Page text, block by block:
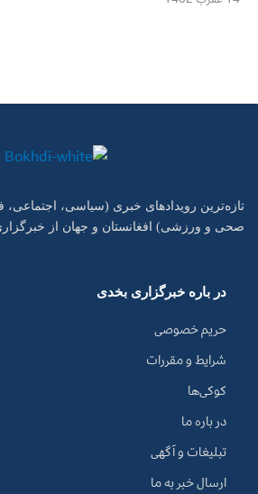
تازه‌ترین رویدادهای خبری (سیاسی، اجتماعی،
صحی و ورزشی) افغانستان و جهان از
در باره خبرگزاری بخدی
حریم خصوصی
شرایط و مقررات
کوکی‌ها
در باره ما
تبلیغات و آگهی
ارسال خبر به ما